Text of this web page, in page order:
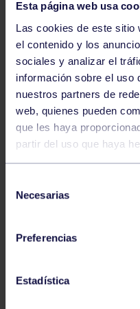
Esta página web usa
Las cookies de este sitio
el contenido y los
sociales y analizar el
información sobre el uso
nuestros partners de
web, quienes pueden
que les haya
partir del uso que haya
Necesarias
Preferencias
Estadística
Tenis 05 Ago 2026
VII TORNEO